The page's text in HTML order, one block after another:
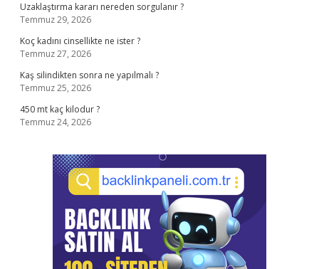
Uzaklaştırma kararı nereden sorgulanır ?
Temmuz 29, 2026
Koç kadını cinsellikte ne ister ?
Temmuz 27, 2026
Kaş silindikten sonra ne yapılmalı ?
Temmuz 25, 2026
450 mt kaç kilodur ?
Temmuz 24, 2026